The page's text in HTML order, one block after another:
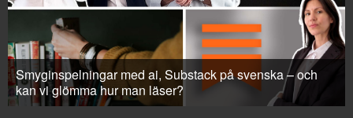
Smyginspelningar med ai, Substack på svenska – och
kan vi glömma hur man läser?